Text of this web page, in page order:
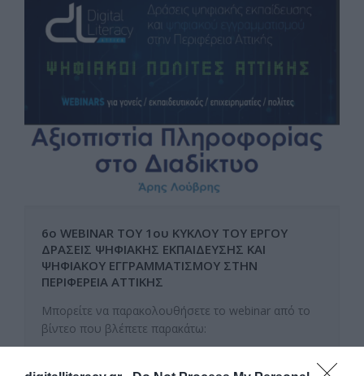
6ο WEBINAR ΤΟΥ 1ου ΚΥΚΛΟΥ ΤΟΥ ΕΡΓΟΥ
ΔΡΑΣΕΙΣ ΨΗΦΙΑΚΗΣ ΕΚΠΑΙΔΕΥΣΗΣ ΚΑΙ
ΨΗΦΙΑΚΟΥ ΕΓΓΡΑΜΜΑΤΙΣΜΟΥ ΣΤΗΝ
ΠΕΡΙΦΕΡΕΙΑ ΑΤΤΙΚΗΣ
Μπορείτε να παρακολουθήσετε το webinar από το
βίντεο που βλέπετε παρακάτω: